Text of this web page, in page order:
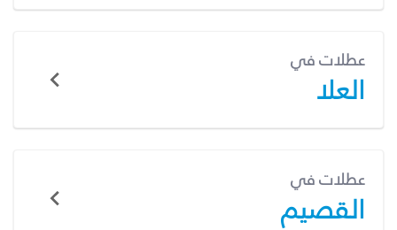
عطلات في
العلا
عطلات في
القصيم